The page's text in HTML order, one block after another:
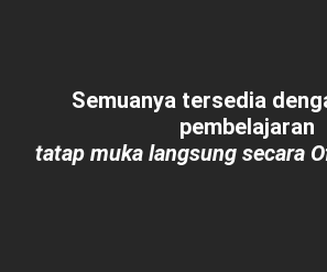
Semuanya tersedia
pembelajaran
tatap muka langsung secara